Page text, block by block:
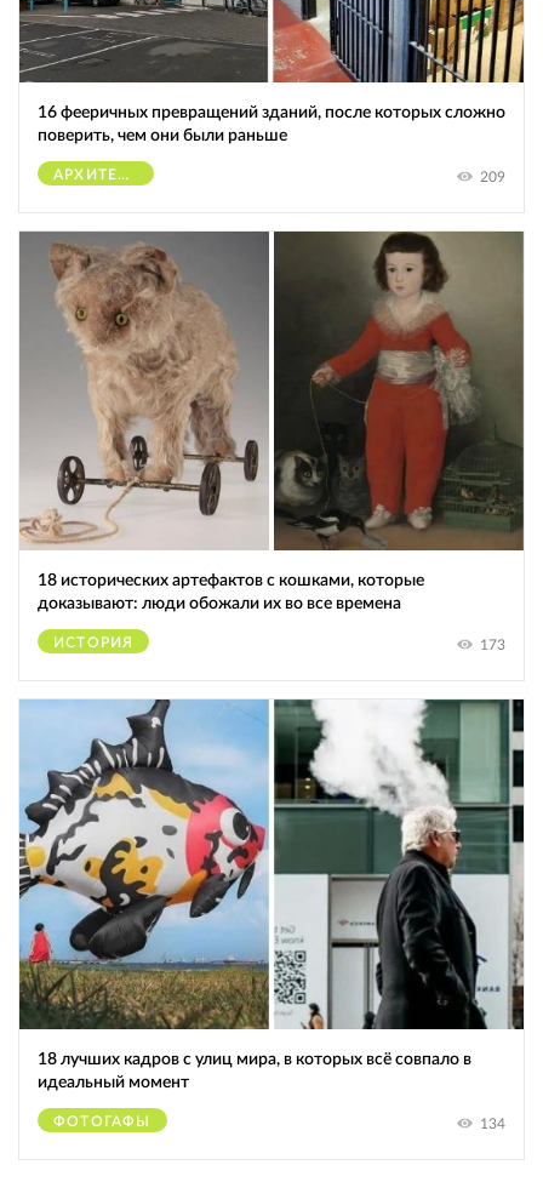
16 фееричных превращений зданий, после которых сложно
поверить, чем они были раньше
АРХИТЕКТУРА 209
18 исторических артефактов с кошками, которые
доказывают: люди обожали их во все времена
ИСТОРИЯ 173
18 лучших кадров с улиц мира, в которых всё совпало в
идеальный момент
ФОТОГАФЫ 134